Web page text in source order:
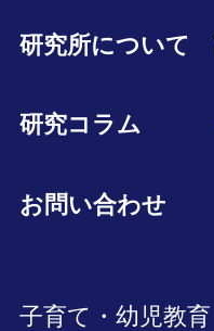
研究所について
研究コラム
お問い合わせ
子育て・幼児教育